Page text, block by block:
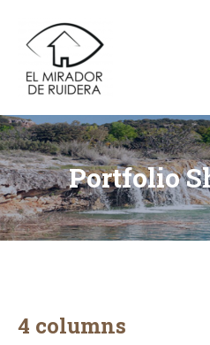
content
El
Mirador
de Ruidera
Portfolio
4 columns